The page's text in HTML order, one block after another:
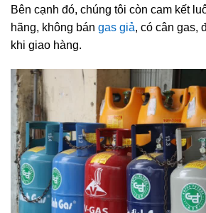
Bên cạnh đó, chúng tôi còn cam kết
hãng, không bán gas giả, có cân gas,
khi giao hàng.